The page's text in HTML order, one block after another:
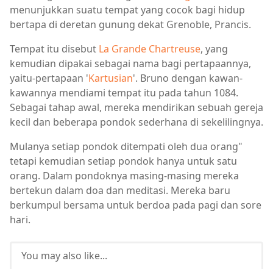
menunjukkan suatu tempat yang cocok bagi hidup
bertapa di deretan gunung dekat Grenoble, Prancis.
Tempat itu disebut La Grande Chartreuse, yang
kemudian dipakai sebagai nama bagi pertapaannya,
yaitu-pertapaan 'Kartusian'. Bruno dengan kawan-
kawannya mendiami tempat itu pada tahun 1084.
Sebagai tahap awal, mereka mendirikan sebuah gereja
kecil dan beberapa pondok sederhana di sekelilingnya.
Mulanya setiap pondok ditempati oleh dua orang"
tetapi kemudian setiap pondok hanya untuk satu
orang. Dalam pondoknya masing-masing mereka
bertekun dalam doa dan meditasi. Mereka baru
berkumpul bersama untuk berdoa pada pagi dan sore
hari.
You may also like...